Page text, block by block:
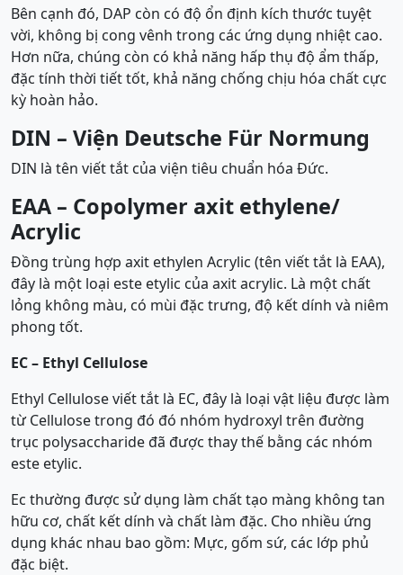
Bên cạnh đó, DAP còn có độ ổn định kích thước tuyệt
vời, không bị cong vênh trong các ứng dụng nhiệt cao.
Hơn nữa, chúng còn có khả năng hấp thụ độ ẩm thấp,
đặc tính thời tiết tốt, khả năng chống chịu hóa chất cực
kỳ hoàn hảo.
DIN – Viện Deutsche Für Normung
DIN là tên viết tắt của viện tiêu chuẩn hóa Đức.
EAA – Copolymer axit ethylene/
Acrylic
Đồng trùng hợp axit ethylen Acrylic (tên viết tắt là EAA),
đây là một loại este etylic của axit acrylic. Là một chất
lỏng không màu, có mùi đặc trưng, độ kết dính và niêm
phong tốt.
EC – Ethyl Cellulose
Ethyl Cellulose viết tắt là EC, đây là loại vật liệu được làm
từ Cellulose trong đó đó nhóm hydroxyl trên đường
trục polysaccharide đã được thay thế bằng các nhóm
este etylic.
Ec thường được sử dụng làm chất tạo màng không tan
hữu cơ, chất kết dính và chất làm đặc. Cho nhiều ứng
dụng khác nhau bao gồm: Mực, gốm sứ, các lớp phủ
đặc biệt.